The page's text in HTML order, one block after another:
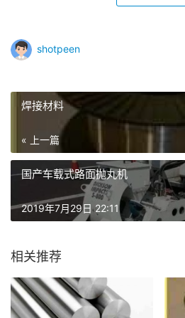
shotpeen
焊接材料
« 上一篇
国产车载式路面抛丸机
2019年7月29日 22:11
相关推荐